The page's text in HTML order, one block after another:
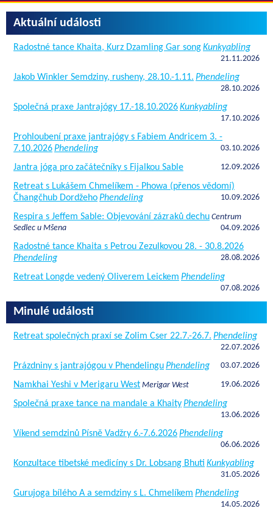
Aktuální události
Radostné tance Khaita, Kurz Dzamling Gar songKunkyabling
21.11.2026
Jakob Winkler Semdziny, rusheny, 28.10.-1.11. Phendeling
28.10.2026
Společná praxe Jantrajógy 17.-18.10.2026Kunkyabling
17.10.2026
Prohloubení praxe jantrajógy s Fabiem Andricem 3. -
7.10.2026Phendeling 03.10.2026
Jantra jóga pro začátečníky s Fijalkou Sable 12.09.2026
Retreat s Lukášem Chmelíkem - Phowa (přenos vědomí)
Čhangčhub DordžehoPhendeling 10.09.2026
Respira s Jeffem Sable: Objevování zázraků dechu Centrum
Sedlec u Mšena
04.09.2026
Radostné tance Khaita s Petrou Zezulkovou 28. - 30.8.2026
Phendeling
28.08.2026
Retreat Longde vedený Oliverem Leickem Phendeling
07.08.2026
Minulé události
Retreat společných praxí se Zolim Cser 22.7.-26.7. Phendeling
22.07.2026
Prázdniny s jantrajógou v PhendelinguPhendeling 03.07.2026
Namkhai Yeshi v Merigaru West Merigar West 19.06.2026
Společná praxe tance na mandale a KhaityPhendeling
13.06.2026
Víkend semdzinů Písně Vadžry 6.-7.6.2026Phendeling
06.06.2026
Konzultace tibetské medicíny s Dr. Lobsang Bhuti Kunkyabling
31.05.2026
Gurujoga bílého A a semdziny s L. Chmelíkem Phendeling
14.05.2026